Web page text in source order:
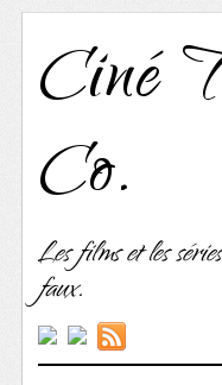
Ciné
Co.
Les films et les
faux.